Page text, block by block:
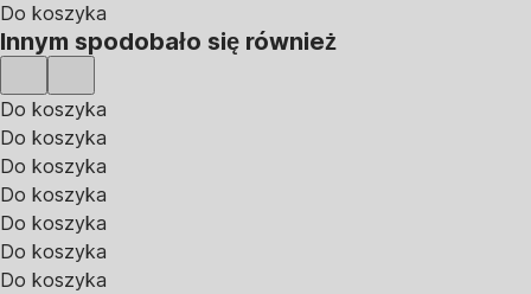
Do koszyka
Innym spodobało się również
Do koszyka
Do koszyka
Do koszyka
Do koszyka
Do koszyka
Do koszyka
Do koszyka